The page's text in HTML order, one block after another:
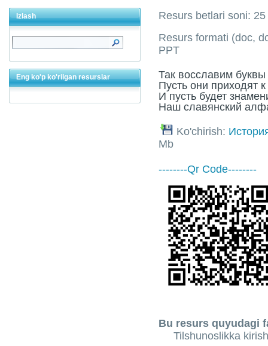
Izlash
Eng ko'p ko'rilgan resurslar
Resurs betlari soni: 25
Resurs formati (doc,
PPT
Так восславим буквы
Пусть они приходят
И пусть будет
Наш славянский
Ko'chirish:
Mb
--------Qr Code--------
Bu resurs quyudagi
Tilshunoslikka